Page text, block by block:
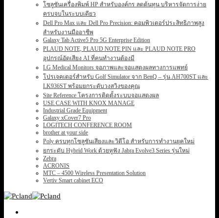
โซลูชันเครื่องพิมพ์ HP สำหรับองค์กร ลดต้นทุน บริหารจัดการง่าย
ครบจบในระบบเดียว
Dell Pro Max และ Dell Pro Precision: คอมพิวเตอร์ประสิทธิภาพสูง
สำหรับงานมืออาชีพ
Galaxy Tab Active5 Pro 5G Enterprise Edition
PLAUD NOTE, PLAUD NOTE PIN และ PLAUD NOTE PRO
อุปกรณ์อัดเสียง AI ที่คนทำงานต้องมี
LG Medical Monitors จอภาพและจอแสดงผลทางการแพทย์
โปรเจคเตอร์สำหรับ Golf Simulator จาก BenQ – รุ่น AH700ST และ
LK936ST พร้อมยกระดับวงสวิงของคุณ
Site Reference โครงการติดตั้งระบบจอแสดงผล
USE CASE WITH KNOX MANAGE
Industrial Grade Equipment
Galaxy xCover7 Pro
LOGITECH CONFERENCE ROOM
brother at your side
Poly ครบทุกโซลูชันเสียงและวิดีโอ สำหรับการทำงานยุคใหม่
ยกระดับ Hybrid Work ด้วยหูฟัง Jabra Evolve3 Series รุ่นใหม่
Zebra
ACRONIS
MTC – 4500 Wireless Presentation Solution
Vertiv Smart cabinet ECO